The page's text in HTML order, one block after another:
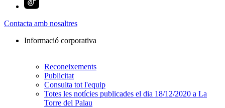
Contacta amb nosaltres
Informació corporativa
Reconeixements
Publicitat
Consulta tot l'equip
Totes les notícies publicades el dia 18/12/2020 a La
Torre del Palau